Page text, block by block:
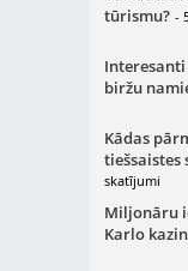
tūrismu? -
biržu
Kādas
tiešsaistes
skatījumi
Miljonāru
Karlo